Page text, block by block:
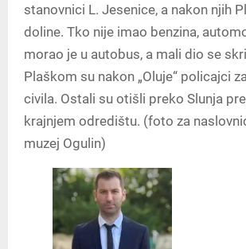
stanovnici L. Jesenice, a nakon njih
doline. Tko nije imao benzina,
morao je u autobus, a mali dio se
Plaškom su nakon „Oluje“ policajci
civila. Ostali su otišli preko Slunja
krajnjem odredištu. (foto za
muzej Ogulin)